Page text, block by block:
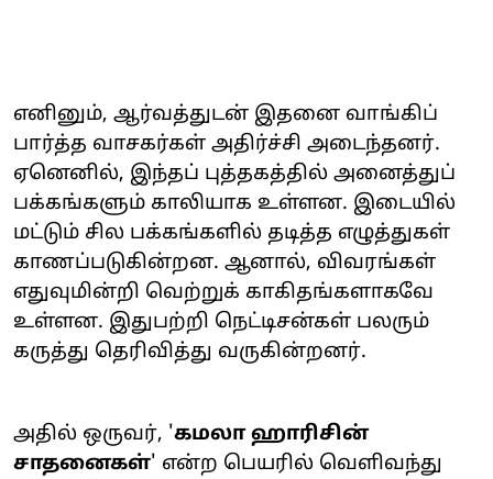
எனினும், ஆர்வத்துடன் இதனை வாங்கிப்
பார்த்த வாசகர்கள் அதிர்ச்சி அடைந்தனர்.
ஏனெனில், இந்தப் புத்தகத்தில் அனைத்துப்
பக்கங்களும் காலியாக உள்ளன. இடையில்
மட்டும் சில பக்கங்களில் தடித்த எழுத்துகள்
காணப்படுகின்றன. ஆனால், விவரங்கள்
எதுவுமின்றி வெற்றுக் காகிதங்களாகவே
உள்ளன. இதுபற்றி நெட்டிசன்கள் பலரும்
கருத்து தெரிவித்து வருகின்றனர்.
அதில் ஒருவர், 'கமலா ஹாரிசின்
சாதனைகள்' என்ற பெயரில் வெளிவந்து